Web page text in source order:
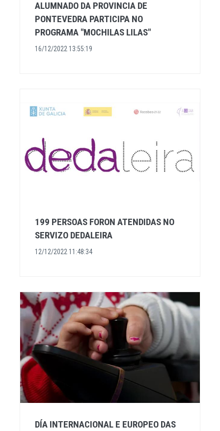
ALUMNADO DA PROVINCIA DE
PONTEVEDRA PARTICIPA NO
PROGRAMA "MOCHILAS LILAS"
16/12/2022 13:55:19
199 PERSOAS FORON ATENDIDAS NO
SERVIZO DEDALEIRA
12/12/2022 11:48:34
DÍA INTERNACIONAL E EUROPEO DAS